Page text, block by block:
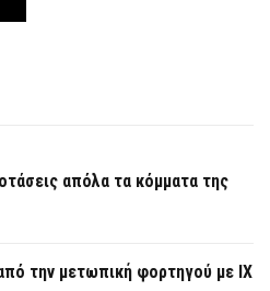
απόλα τα κόμματα της
την μετωπική φορτηγού με ΙΧ